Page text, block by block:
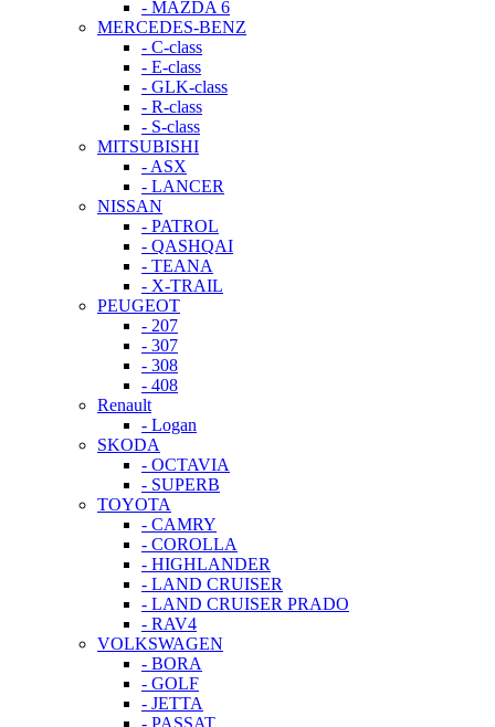
- MAZDA 6
MERCEDES-BENZ
- C-class
- E-class
- GLK-class
- R-class
- S-class
MITSUBISHI
- ASX
- LANCER
NISSAN
- PATROL
- QASHQAI
- TEANA
- X-TRAIL
PEUGEOT
- 207
- 307
- 308
- 408
Renault
- Logan
SKODA
- OCTAVIA
- SUPERB
TOYOTA
- CAMRY
- COROLLA
- HIGHLANDER
- LAND CRUISER
- LAND CRUISER PRADO
- RAV4
VOLKSWAGEN
- BORA
- GOLF
- JETTA
- PASSAT